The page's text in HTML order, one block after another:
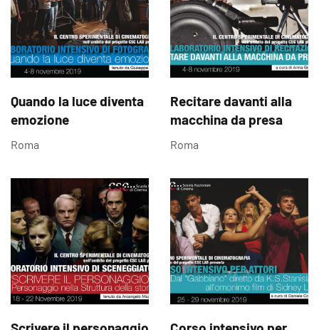
Quando la luce diventa
emozione
Roma
Recitare davanti alla
macchina da presa
Roma